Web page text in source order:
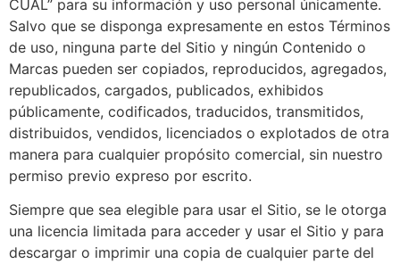
CUAL” para su información y uso personal únicamente.
Salvo que se disponga expresamente en estos Términos
de uso, ninguna parte del Sitio y ningún Contenido o
Marcas pueden ser copiados, reproducidos, agregados,
republicados, cargados, publicados, exhibidos
públicamente, codificados, traducidos, transmitidos,
distribuidos, vendidos, licenciados o explotados de otra
manera para cualquier propósito comercial, sin nuestro
permiso previo expreso por escrito.
Siempre que sea elegible para usar el Sitio, se le otorga
una licencia limitada para acceder y usar el Sitio y para
descargar o imprimir una copia de cualquier parte del